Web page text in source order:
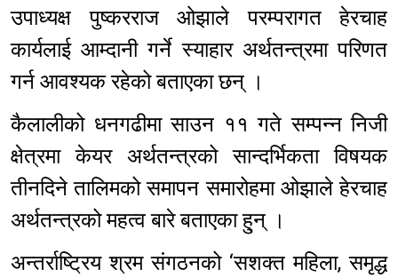
उपाध्यक्ष पुष्करराज ओझाले परम्परागत हेरचाह
कार्यलाई आम्दानी गर्ने स्याहार अर्थतन्त्रमा परिणत
गर्न आवश्यक रहेको बताएका छन् ।
कैलालीको धनगढीमा साउन ११ गते सम्पन्न निजी
क्षेत्रमा केयर अर्थतन्त्रको सान्दर्भिकता विषयक
तीनदिने तालिमको समापन समारोहमा ओझाले हेरचाह
अर्थतन्त्रको महत्व बारे बताएका हु्न् ।
अन्तर्राष्ट्रिय श्रम संगठनको ‘सशक्त महिला, समृद्ध